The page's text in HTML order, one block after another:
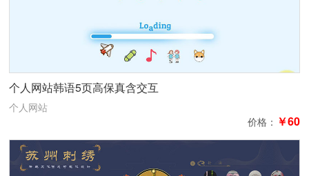
个人网站韩语5页高保真含交互
个人网站
价格： ￥60